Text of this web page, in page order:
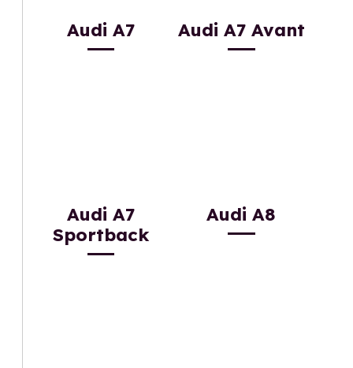
Audi A7 Audi A7 Avant
Audi A7
Sportback
Audi A8